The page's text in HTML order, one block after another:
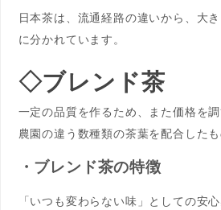
日本茶は、流通経路の違いから、大
に分かれています。
◇ブレンド茶
一定の品質を作るため、また価格を
農園の違う数種類の茶葉を配合したも
・ブレンド茶の特徴
「いつも変わらない味」としての安